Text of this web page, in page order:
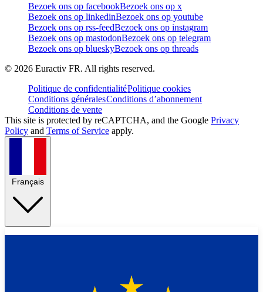
Bezoek ons op facebookBezoek ons op x
Bezoek ons op linkedinBezoek ons op youtube
Bezoek ons op rss-feedBezoek ons op instagram
Bezoek ons op mastodonBezoek ons op telegram
Bezoek ons op blueskyBezoek ons op threads
© 2026 Euractiv FR. All rights reserved.
Politique de confidentialitéPolitique cookies
Conditions généralesConditions d’abonnement
Conditions de vente
This site is protected by reCAPTCHA, and the Google Privacy
Policy and Terms of Service apply.
Français